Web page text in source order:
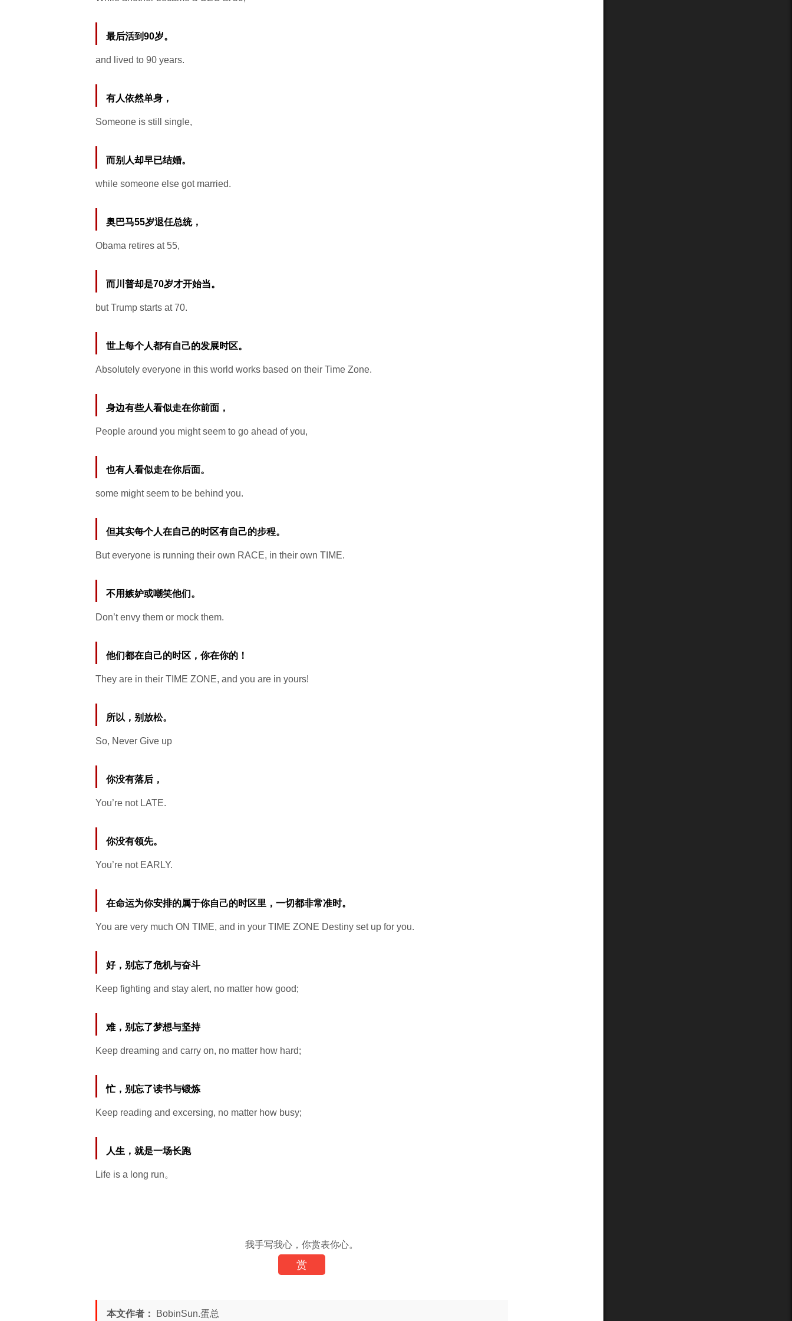
最后活到90岁。
and lived to 90 years.
有人依然单身，
Someone is still single,
而别人却早已结婚。
while someone else got married.
奥巴马55岁退任总统，
Obama retires at 55,
而川普却是70岁才开始当。
but Trump starts at 70.
世上每个人都有自己的发展时区。
Absolutely everyone in this world works based on their Time Zone.
身边有些人看似走在你前面，
People around you might seem to go ahead of you,
也有人看似走在你后面。
some might seem to be behind you.
但其实每个人在自己的时区有自己的步程。
But everyone is running their own RACE, in their own TIME.
不用嫉妒或嘲笑他们。
Don’t envy them or mock them.
他们都在自己的时区，你在你的！
They are in their TIME ZONE, and you are in yours!
所以，别放松。
So, Never Give up
你没有落后，
You’re not LATE.
你没有领先。
You’re not EARLY.
在命运为你安排的属于你自己的时区里，一切都非常准时。
You are very much ON TIME, and in your TIME ZONE Destiny set up for you.
好，别忘了危机与奋斗
Keep fighting and stay alert, no matter how good;
难，别忘了梦想与坚持
Keep dreaming and carry on, no matter how hard;
忙，别忘了读书与锻炼
Keep reading and excersing, no matter how busy;
人生，就是一场长跑
Life is a long run。
我手写我心，你赏表你心。
赏
本文作者： BobinSun.蛋总